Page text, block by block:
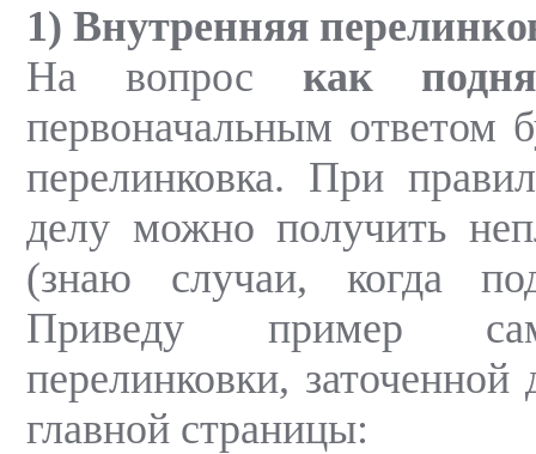
1) Внутренняя
На вопрос как
первоначальным ответом
перелинковка. При
делу можно получить
(знаю случаи, когда
Приведу пример
перелинковки, заточенной
главной страницы: